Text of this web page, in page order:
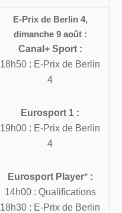
E-Prix de Berlin 4,
dimanche 9 août :
Canal+ Sport :
18h50 : E-Prix de Berlin
4
Eurosport 1 :
19h00 : E-Prix de Berlin
4
Eurosport Player*:
14h00 : Qualifications
18h30 : E-Prix de Berlin